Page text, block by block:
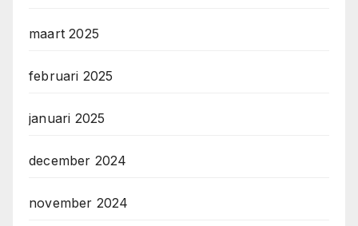
maart 2025
februari 2025
januari 2025
december 2024
november 2024